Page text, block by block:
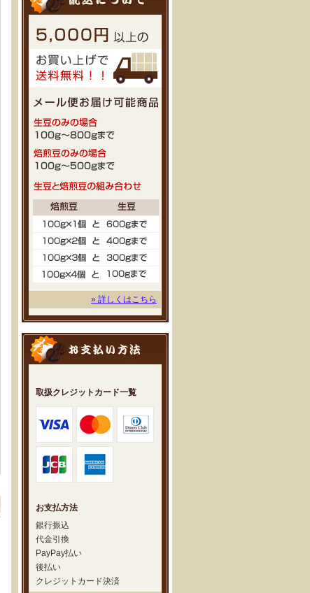
» 詳しくはこちら
取扱クレジットカード一覧
お支払方法
銀行振込
代金引換
PayPay払い
後払い
クレジットカード決済